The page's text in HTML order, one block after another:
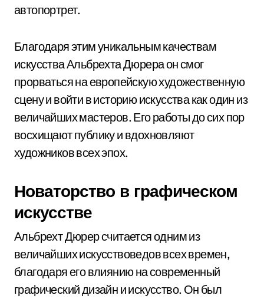
автопортрет.
Благодаря этим уникальным качествам
искусства Альбрехта Дюрера он смог
прорваться на европейскую художественную
сцену и войти в историю искусства как один из
величайших мастеров. Его работы до сих пор
восхищают публику и вдохновляют
художников всех эпох.
Новаторство в графическом
искусстве
Альбрехт Дюрер считается одним из
величайших искусствоведов всех времен,
благодаря его влиянию на современный
графический дизайн и искусство. Он был